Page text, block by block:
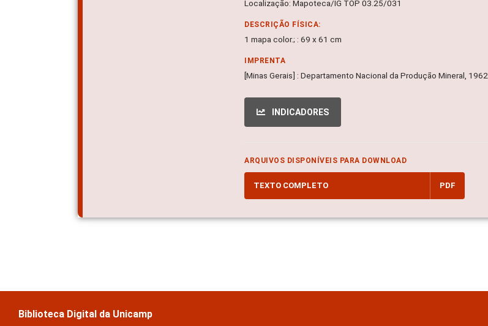
Localização: Mapoteca/IG TOP 03.25/031
DESCRIÇÃO FÍSICA:
1 mapa color.; : 69 x 61 cm
IMPRENTA
[Minas Gerais] : Departamento Nacional da Produção Mineral, 1962
INDICADORES
ARQUIVOS DISPONÍVEIS PARA DOWNLOAD
TEXTO COMPLETO PDF
Biblioteca Digital da Unicamp